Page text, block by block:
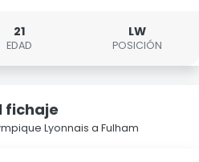
21
EDAD
LW
POSICIÓN
fichaje
Lyonnais a Fulham